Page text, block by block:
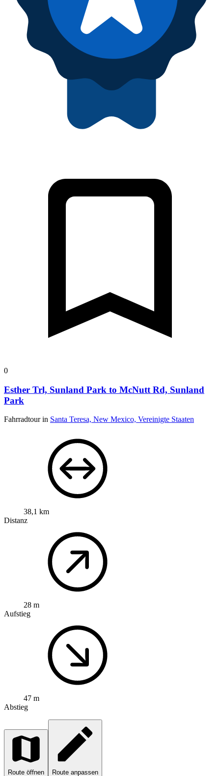
0
Esther Trl, Sunland Park to McNutt Rd, Sunland
Park
Fahrradtour in Santa Teresa, New Mexico, Vereinigte Staaten
38,1 km
Distanz
28 m
Aufstieg
47 m
Abstieg
Route öffnen Route anpassen